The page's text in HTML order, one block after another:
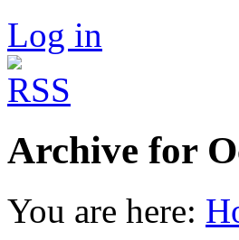
Log in
Archive for
You are here: